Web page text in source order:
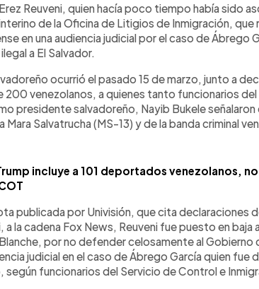
Reuveni, quien hacía poco tiempo había sido
de la Oficina de Litigios de Inmigración, que
en una audiencia judicial por el caso de Ábrego
a El Salvador.
ocurrió el pasado 15 de marzo, junto a
200 venezolanos, a quienes tanto funcionarios
presidente salvadoreño, Nayib Bukele señalaron
Mara Salvatrucha (MS-13) y de la banda criminal
incluye a 101 deportados venezolanos, no
publicada por Univisión, que cita declaraciones
a la cadena Fox News, Reuveni fue puesto en baja
por no defender celosamente al Gobierno
judicial en el caso de Ábrego García quien
según funcionarios del Servicio de Control e